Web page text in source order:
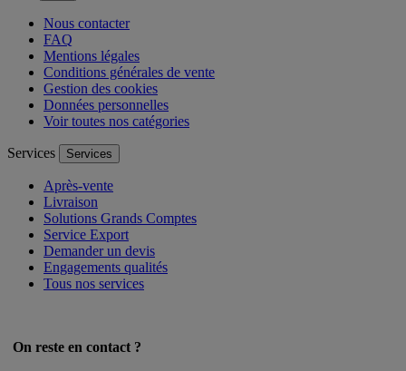
Nous contacter
FAQ
Mentions légales
Conditions générales de vente
Gestion des cookies
Données personnelles
Voir toutes nos catégories
Services Services
Après-vente
Livraison
Solutions Grands Comptes
Service Export
Demander un devis
Engagements qualités
Tous nos services
On reste en contact ?